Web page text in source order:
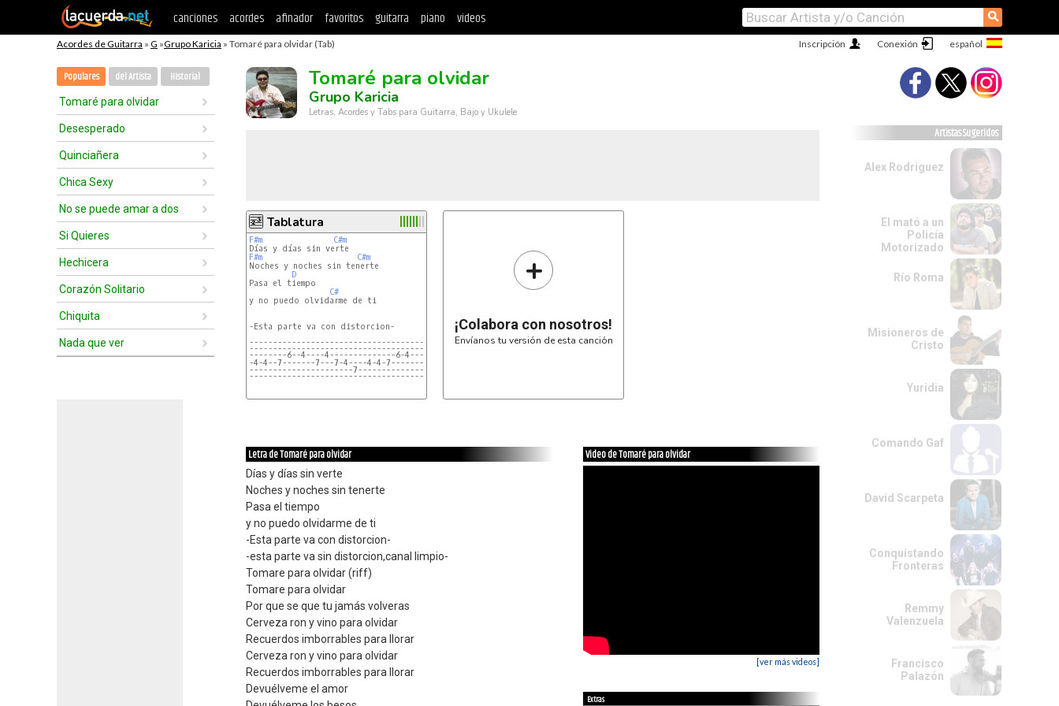
canciones acordes afinador favoritos guitarra piano videos ⚲
Acordes de Guitarra » G »Grupo Karicia » Tomaré para olvidar (Tab) Conexión
Inscripción
Populares del Artista Historial
Tomaré para olvidar
Desesperado
Quinciañera
Chica Sexy
No se puede amar a dos
Si Quieres
Hechicera
Corazón Solitario
Chiquita
Nada que ver
Tomaré para olvidar
Grupo Karicia
Letras, Acordes y Tabs para Guitarra, Bajo y Ukulele
Tablatura
F#m
C#m
F#m
C#m
Noches y noches sin tenerte
D
Pasa el tiempo
C#
y no puedo olvidarme de ti
-Esta parte va con distorcion-
------------------------------------------------------------
------------------------------------------------------------
--------6--4----4--------------6-4----------6-4--4----------
----------------------7--------------------------------7----
------------------------------------------------------------
+
¡Colabora con nosotros!
Envíanos tu versión de esta canción
Letra de Tomaré para olvidar
Días y días sin verte
Noches y noches sin tenerte
Pasa el tiempo
y no puedo olvidarme de ti
-Esta parte va con distorcion-
-esta parte va sin distorcion,canal limpio-
Tomare para olvidar (riff)
Tomare para olvidar
Por que se que tu jamás volveras
Cerveza ron y vino para olvidar
Recuerdos imborrables para llorar
Cerveza ron y vino para olvidar
Recuerdos imborrables para llorar
Devuélveme el amor
Video de Tomaré para olvidar
[ver más videos]
Extras
Artistas Sugeridos
Alex Rodriguez
El mató a un
Policía
Motorizado
Río Roma
Misioneros de
Cristo
Yuridia
Comando Gaf
David Scarpeta
Conquistando
Fronteras
Remmy
Valenzuela
Francisco
Palazón